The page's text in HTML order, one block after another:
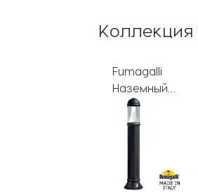
Коллекция
Fumagalli
Наземный
светильник
Sauro